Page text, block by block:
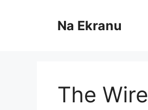
Na Ekranu
The Wire